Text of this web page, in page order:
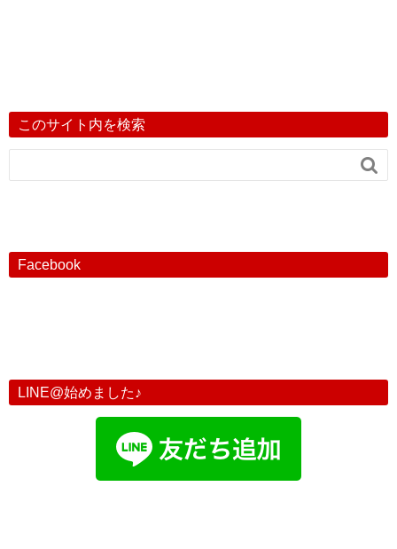
このサイト内を検索

Facebook
LINE@始めました♪